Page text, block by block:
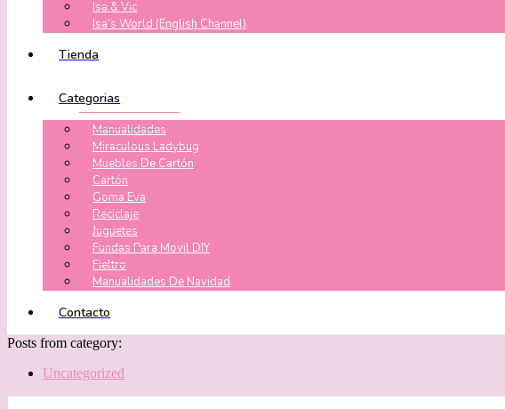
Isa & Vic
Isa’s World (English Channel)
Tienda
Categorias
Manualidades
Miraculous Ladybug
Muebles De Cartón
Cartón
Goma Eva
Reciclaje
Juguetes
Fundas Para Movil DIY
Fieltro
Manualidades De Navidad
Contacto
Posts from category:
Uncategorized